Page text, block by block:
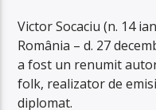
Victor Socaciu (n. 14
România – d. 27
a fost un renumit
folk, realizator de
diplomat.